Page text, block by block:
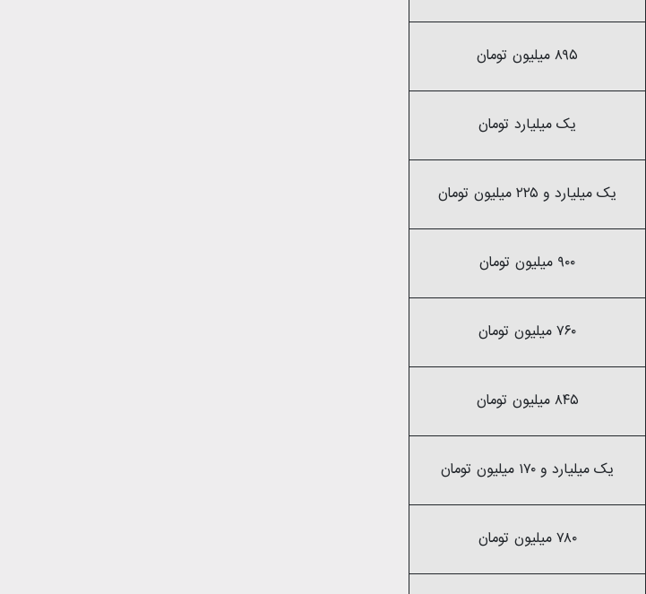
۸۹۵ میلیون تومان
یک میلیارد تومان
یک میلیارد و ۲۲۵ میلیون تومان
۹۰۰ میلیون تومان
۷۶۰ میلیون تومان
۸۴۵ میلیون تومان
یک میلیارد و ۱۷۰ میلیون تومان
۷۸۰ میلیون تومان